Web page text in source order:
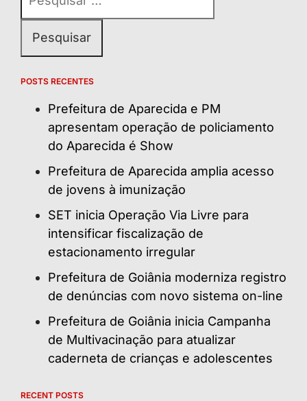
por:
POSTS RECENTES
Prefeitura de Aparecida e PM
apresentam operação de policiamento
do Aparecida é Show
Prefeitura de Aparecida amplia acesso
de jovens à imunização
SET inicia Operação Via Livre para
intensificar fiscalização de
estacionamento irregular
Prefeitura de Goiânia moderniza registro
de denúncias com novo sistema on-line
Prefeitura de Goiânia inicia Campanha
de Multivacinação para atualizar
caderneta de crianças e adolescentes
RECENT POSTS